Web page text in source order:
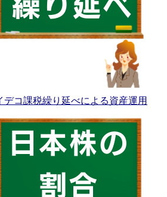
デコ課税繰り延べによる資産運用